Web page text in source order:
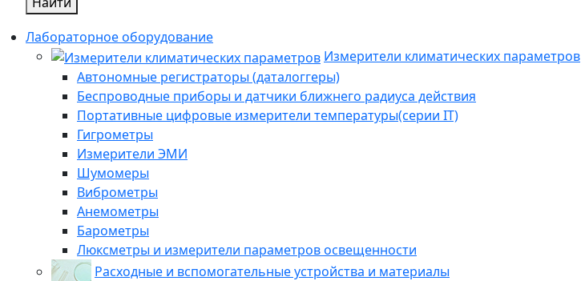
Лабораторное оборудование
Измерители климатических параметров
Автономные регистраторы (даталоггеры)
Беспроводные приборы и датчики ближнего радиуса действия
Портативные цифровые измерители температуры(серии IT)
Гигрометры
Измерители ЭМИ
Шумомеры
Виброметры
Анемометры
Барометры
Люксметры и измерители параметров освещенности
Расходные и вспомогательные устройства и материалы